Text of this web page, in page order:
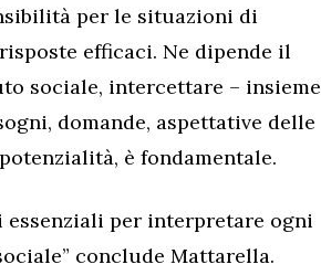
per le situazioni di
efficaci. Ne dipende il
sociale, intercettare – insieme
domande, aspettative delle
è fondamentale.
essenziali per interpretare ogni
conclude Mattarella.